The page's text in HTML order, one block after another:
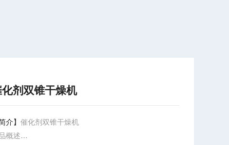
剂双锥干燥机
简介】催化剂双锥干燥机
概述